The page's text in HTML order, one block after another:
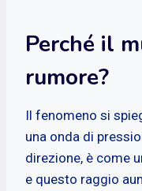
Perché il
rumore?
Il fenomeno si
una onda di
direzione, è come
e questo raggio